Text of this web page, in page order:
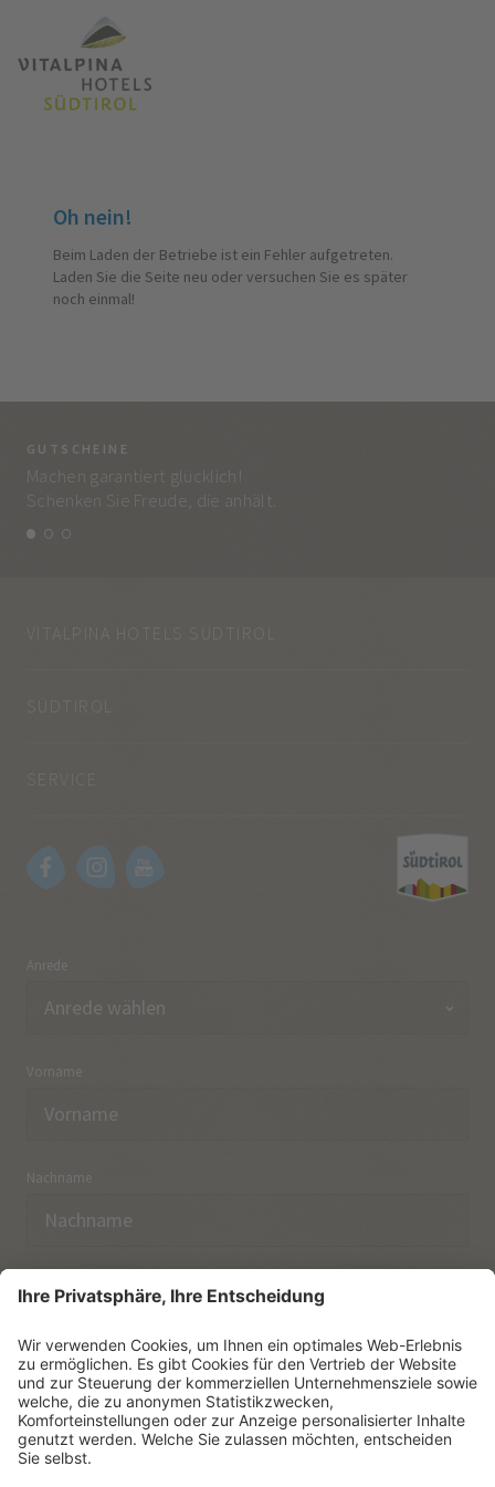
Oh nein!
Beim Laden der Betriebe ist ein Fehler aufgetreten.
Laden Sie die Seite neu oder versuchen Sie es später
noch einmal!
GUTSCHEINE
Machen garantiert glücklich!
Schenken Sie Freude, die anhält.
VITALPINA HOTELS SÜDTIROL
Anrede
Vorname
Nachname
Ich habe dieDatenschutzerklärungzur Kenntnis
genommen.